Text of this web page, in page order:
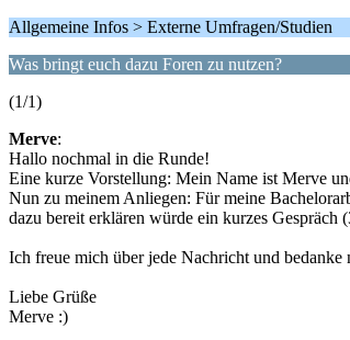
Allgemeine Infos > Externe Umfragen/Studien
Was bringt euch dazu Foren zu nutzen?
(1/1)
Merve:
Hallo nochmal in die Runde!
Eine kurze Vorstellung: Mein Name ist Merve
Nun zu meinem Anliegen: Für meine
dazu bereit erklären würde ein kurzes
Ich freue mich über jede Nachricht und bedanke
Liebe Grüße
Merve :)